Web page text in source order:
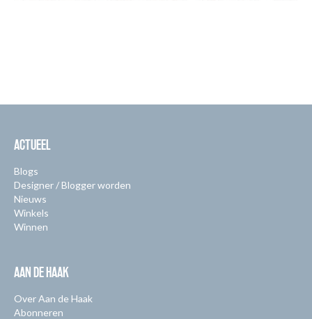
ACTUEEL
Blogs
Designer / Blogger worden
Nieuws
Winkels
Winnen
AAN DE HAAK
Over Aan de Haak
Abonneren